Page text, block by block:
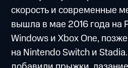
скорость и современные
вышла в мае 2016 года на
Windows и Xbox One,
на Nintendo Switch и